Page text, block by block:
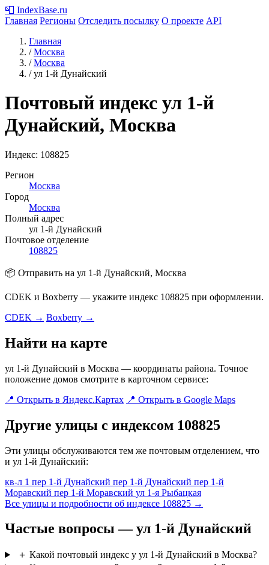
📮 IndexBase.ru
Главная Регионы Отследить посылку О проекте API
Главная
/ Москва
/ Москва
/ ул 1-й Дунайский
Почтовый индекс ул 1-й
Дунайский, Москва
Индекс: 108825
Регион
Москва
Город
Москва
Полный адрес
ул 1-й Дунайский
Почтовое отделение
108825
📦 Отправить на ул 1-й Дунайский, Москва
CDEK и Boxberry — укажите индекс 108825 при оформлении.
CDEK → Boxberry →
Найти на карте
ул 1-й Дунайский в Москва — координаты района. Точное
положение домов смотрите в карточном сервисе:
📍 Открыть в Яндекс.Картах 📍 Открыть в Google Maps
Другие улицы с индексом 108825
Эти улицы обслуживаются тем же почтовым отделением, что
и ул 1-й Дунайский:
кв-л 1 пер 1-й Дунайский пер 1-й Дунайский пер 1-й
Моравский пер 1-й Моравский ул 1-я Рыбацкая
Все улицы и подробности об индексе 108825 →
Частые вопросы — ул 1-й Дунайский
＋ Какой почтовый индекс у ул 1-й Дунайский в Москва?